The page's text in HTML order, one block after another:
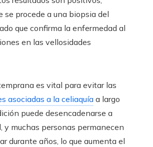
se procede a una biopsia del
que confirma la enfermedad al
en las vellosidades
es vital para evitar las
asociadas a la celiaquía a largo
puede desencadenarse a
y muchas personas permanecen
durante años, lo que aumenta el